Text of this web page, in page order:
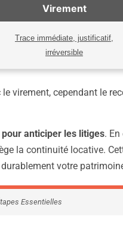
Virement
Trace immédiate, justificatif,
irréversible
virement, cependant le
anticiper les litiges.
la continuité locative.
votre
Essentielles